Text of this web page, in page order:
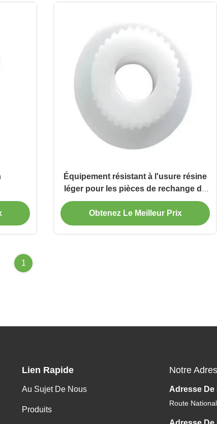
Équipement résistant à l'usure résine
léger pour les pièces de rechange de
disque de frein
Obtenez Le Meilleur Prix
1
Lien Rapide
Au Sujet De Nous
Produits
Notre
Adresse
Route